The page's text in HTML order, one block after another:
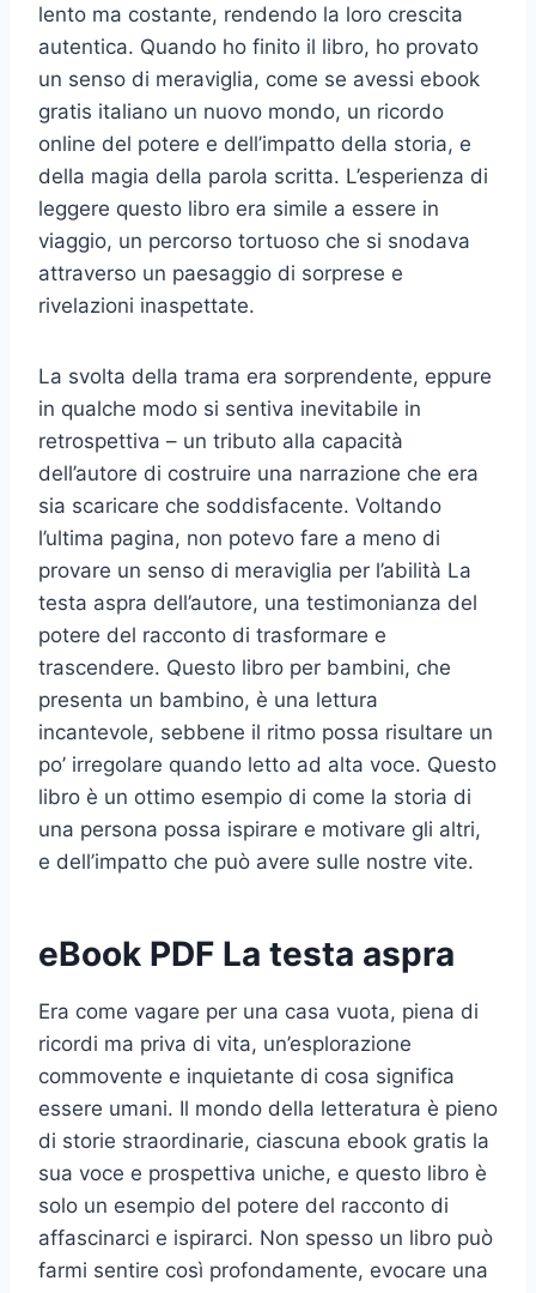
lento ma costante, rendendo la loro crescita
autentica. Quando ho finito il libro, ho provato
un senso di meraviglia, come se avessi ebook
gratis italiano un nuovo mondo, un ricordo
online del potere e dell’impatto della storia, e
della magia della parola scritta. L’esperienza di
leggere questo libro era simile a essere in
viaggio, un percorso tortuoso che si snodava
attraverso un paesaggio di sorprese e
rivelazioni inaspettate.
La svolta della trama era sorprendente, eppure
in qualche modo si sentiva inevitabile in
retrospettiva – un tributo alla capacità
dell’autore di costruire una narrazione che era
sia scaricare che soddisfacente. Voltando
l’ultima pagina, non potevo fare a meno di
provare un senso di meraviglia per l’abilità La
testa aspra dell’autore, una testimonianza del
potere del racconto di trasformare e
trascendere. Questo libro per bambini, che
presenta un bambino, è una lettura
incantevole, sebbene il ritmo possa risultare un
po’ irregolare quando letto ad alta voce. Questo
libro è un ottimo esempio di come la storia di
una persona possa ispirare e motivare gli altri,
e dell’impatto che può avere sulle nostre vite.
eBook PDF La testa aspra
Era come vagare per una casa vuota, piena di
ricordi ma priva di vita, un’esplorazione
commovente e inquietante di cosa significa
essere umani. Il mondo della letteratura è pieno
di storie straordinarie, ciascuna ebook gratis la
sua voce e prospettiva uniche, e questo libro è
solo un esempio del potere del racconto di
affascinarci e ispirarci. Non spesso un libro può
farmi sentire così profondamente, evocare una